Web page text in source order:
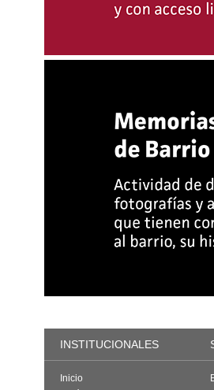
INSTITUCIONALES
Inicio